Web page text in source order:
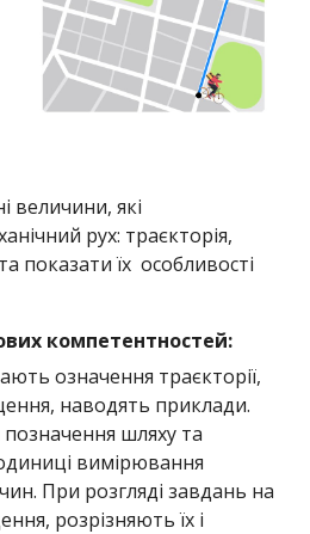
величини, які
рух: траєкторія,
показати їх особливості
компетентностей:
означення траєкторії,
наводять приклади.
шляху та
вимірювання
При розгляді завдань на
розрізняють їх і